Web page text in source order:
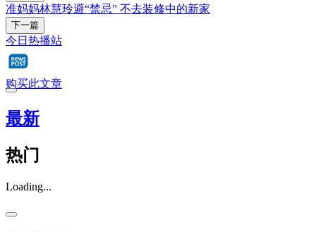
准妈妈林慧玲避“禁忌” 不去装修中的新家
下一篇
今日热播站
购买此文章
最新
热门
Loading...